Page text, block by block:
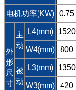
电机功率(KW) 0.75
外
形
尺
寸
主
动
L4(mm) 1520
W4(mm) 800
被
动
L3(mm) 1350
W3(mm) 420